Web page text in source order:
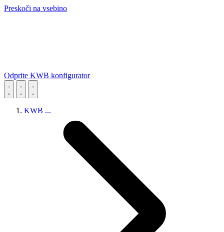
Preskoči na vsebino
Odprite KWB konfigurator
KWB ...